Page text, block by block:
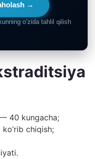
→
o’zida tahlil qilish
40 kungacha;
chiqish;